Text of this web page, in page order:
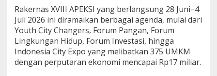
Rakernas XVIII APEKSI yang berlangsung 28 Juni–4
Juli 2026 ini diramaikan berbagai agenda, mulai dari
Youth City Changers, Forum Pangan, Forum
Lingkungan Hidup, Forum Investasi, hingga
Indonesia City Expo yang melibatkan 375 UMKM
dengan perputaran ekonomi mencapai Rp17 miliar.